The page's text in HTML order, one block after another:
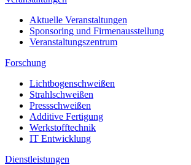
Aktuelle Veranstaltungen
Sponsoring und Firmenausstellung
Veranstaltungszentrum
Forschung
Lichtbogenschweißen
Strahlschweißen
Pressschweißen
Additive Fertigung
Werkstofftechnik
IT Entwicklung
Dienstleistungen